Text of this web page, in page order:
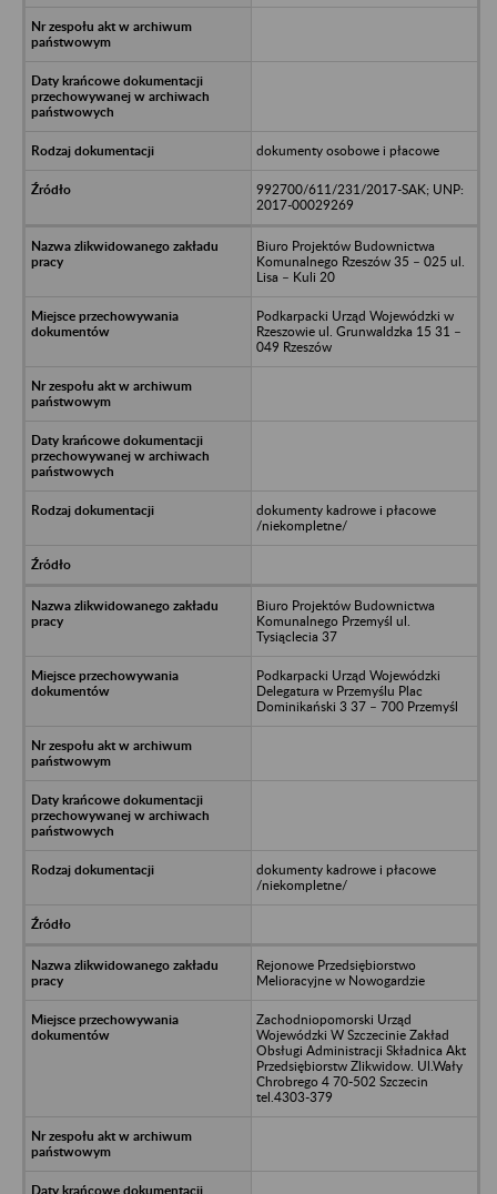
dokumenty osobowe i płacowe
992700/611/231/2017-SAK; UNP:
2017-00029269
Biuro Projektów Budownictwa
Komunalnego Rzeszów 35 – 025 ul.
Lisa – Kuli 20
Podkarpacki Urząd Wojewódzki w
Rzeszowie ul. Grunwaldzka 15 31 –
049 Rzeszów
dokumenty kadrowe i płacowe
/niekompletne/
Biuro Projektów Budownictwa
Komunalnego Przemyśl ul.
Tysiąclecia 37
Podkarpacki Urząd Wojewódzki
Delegatura w Przemyślu Plac
Dominikański 3 37 – 700 Przemyśl
dokumenty kadrowe i płacowe
/niekompletne/
Rejonowe Przedsiębiorstwo
Melioracyjne w Nowogardzie
Zachodniopomorski Urząd
Wojewódzki W Szczecinie Zakład
Obsługi Administracji Składnica Akt
Przedsiębiorstw Zlikwidow. Ul.Wały
Chrobrego 4 70-502 Szczecin
tel.4303-379